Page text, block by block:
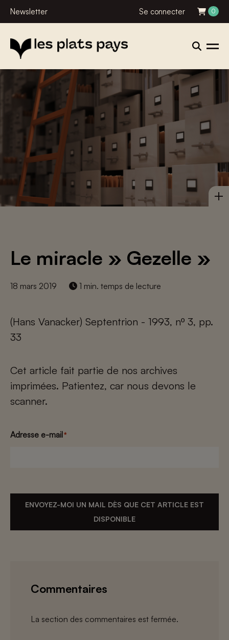
Newsletter Se connecter 0
Le miracle » Gezelle »
18 mars 2019 1 min. temps de lecture
(Hans Vanacker) Septentrion - 1993, nº 3, pp.
33
Cet article fait partie de nos archives
imprimées. Patientez, car nous devons le
scanner.
Adresse e-mail*
ENVOYEZ-MOI UN MAIL DÈS QUE CET ARTICLE EST
DISPONIBLE
Commentaires
La section des commentaires est fermée.